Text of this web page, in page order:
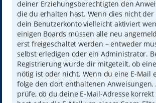
deiner Erziehungsberechtigten den
die du erhalten hast. Wenn dies nicht der
dein Benutzerkonto vielleicht aktiviert
einigen Boards müssen alle neu
erst freigeschaltet werden – entweder
selbst erledigen oder ein Administrator.
Registrierung wurde dir mitgeteilt, ob
nötig ist oder nicht. Wenn du eine E-Mail
folge den dort enthaltenen Anweisungen.
prüfe, ob du deine E-Mail-Adresse